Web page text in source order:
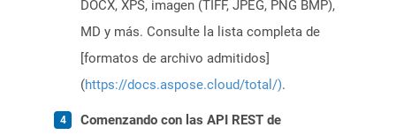
DOCX, XPS, imagen (TIFF, JPEG, PNG BMP),
MD y más. Consulte la lista completa de
[formatos de archivo admitidos]
(https://docs.aspose.cloud/total/).
Comenzando con las API REST de